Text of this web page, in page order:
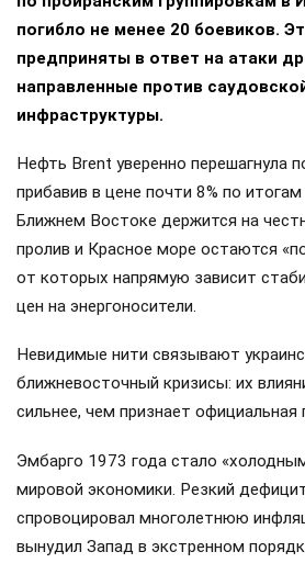
погибло не менее 20 боевиков.
предприняты в ответ на атаки
направленные против
инфраструктуры.
Нефть Brent уверенно перешагнула
прибавив в цене почти 8% по
Ближнем Востоке держится на
пролив и Красное море остаются
от которых напрямую зависит
цен на энергоносители.
Невидимые нити связывают
ближневосточный кризисы: их
сильнее, чем признает официальная
Эмбарго 1973 года стало
мировой экономики. Резкий
спровоцировал многолетнюю
вынудил Запад в экстренном